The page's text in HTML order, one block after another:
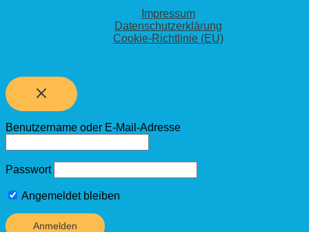
Impressum
Datenschutzerklärung
Cookie-Richtlinie (EU)
Benutzername oder E-Mail-Adresse
Passwort
Angemeldet bleiben